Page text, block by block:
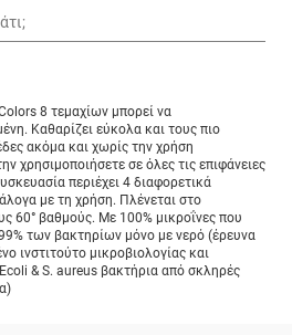
8 τεμαχίων μπορεί να
Καθαρίζει εύκολα και τους πιο
ακόμα και χωρίς την χρήση
χρησιμοποιήσετε σε όλες τις επιφάνειες
περιέχει 4 διαφορετικά
με τη χρήση. Πλένεται στο
60° βαθμούς. Με 100% μικροΐνες που
των βακτηρίων μόνο με νερό (έρευνα
ινστιτούτο μικροβιολογίας και
& S. aureus βακτήρια από σκληρές